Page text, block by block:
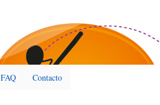
FAQ Contacto